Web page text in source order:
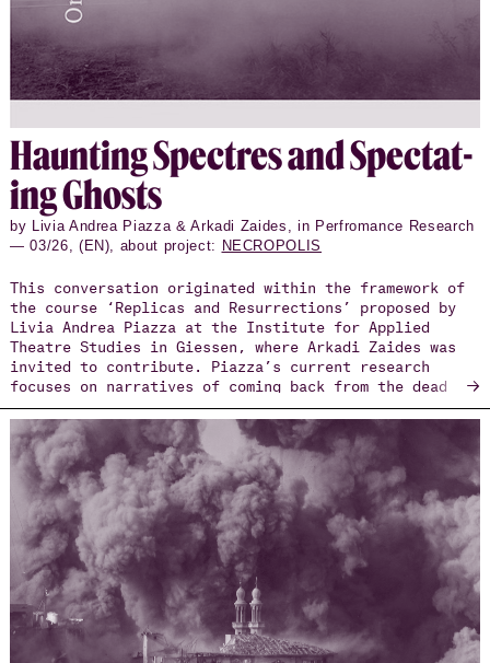
Haunt­ing Spec­tres and Spec­tat­
ing Ghosts
by Livia Andrea Piazza & Arkadi Zaides, in Perfromance Research
— 03/26, (EN), about project: NECROPOLIS
This conversation originated within the framework of
the course ‘Replicas and Resurrections’ proposed by
Livia Andrea Piazza at the Institute for Applied
Theatre Studies in Giessen, where Arkadi Zaides was
invited to contribute. Piazza’s current research
focuses on narratives of coming back from the dead
and artistic strategies reframing the notion of
resurrection. In his practice-based doctoral
research, Zaides investigates the concept of
documentary choreography, exploring how embodied
practices, through the use of documents, can engage
with social and political contexts. In Giessen, the
students invited Zaides to explore with them the
question, ‘How to perform a document?’
→